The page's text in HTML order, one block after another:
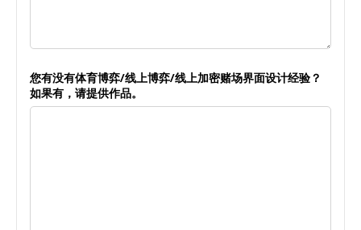
您有没有体育博弈/线上博弈/线上加密赌场界面设计经验？
如果有，请提供作品。